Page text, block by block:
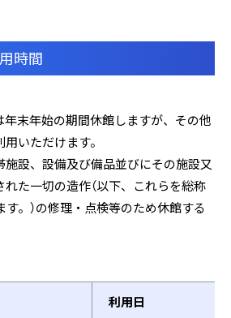
時間
末年始の期間休館しますが、その他
いただけます。
施設、設備及び備品並びにその施設又
た一切の造作（以下、これらを総称
す。）の修理・点検等のため休館する
利用日